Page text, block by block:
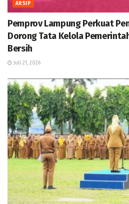
ARSIP
Pemprov Lampung Perkuat
Dorong Tata Kelola
Bersih
Juli 21, 2026